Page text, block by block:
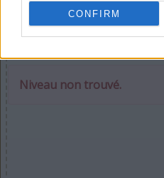
CONFIRM
Sélectionnez
Niveau non trouvé.